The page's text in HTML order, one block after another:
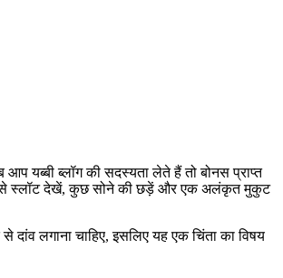
यब्बी ब्लॉग की सदस्यता लेते हैं तो बोनस प्राप्त
से स्लॉट देखें, कुछ सोने की छड़ें और एक अलंकृत मुकुट
लगाना चाहिए, इसलिए यह एक चिंता का विषय